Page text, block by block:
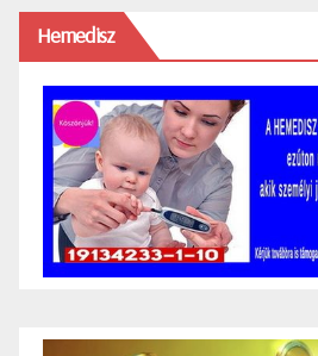
Hemedisz